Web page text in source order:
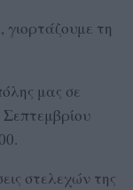
τη
μας σε
στελεχών της